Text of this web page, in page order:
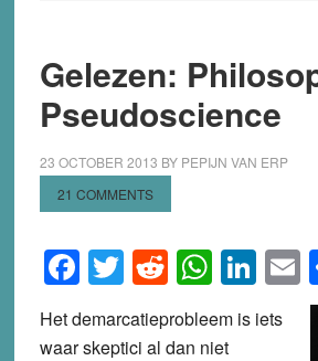
Gelezen:
Pseudoscience
23 OCTOBER 2013 BY PEPIJN VAN ERP
21 COMMENTS
Facebook
Twitter
Reddit
Het demarcatieprobleem is iets
waar skeptici al dan niet